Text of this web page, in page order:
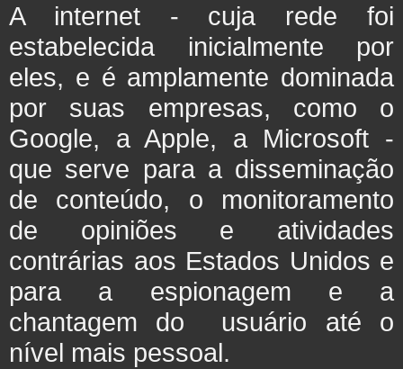
A internet - cuja rede foi
estabelecida inicialmente por
eles, e é amplamente dominada
por suas empresas, como o
Google, a Apple, a Microsoft -
que serve para a disseminação
de conteúdo, o monitoramento
de opiniões e atividades
contrárias aos Estados Unidos e
para a espionagem e a
chantagem do usuário até o
nível mais pessoal.